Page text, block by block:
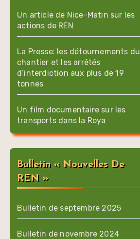
Un article de Nice-Matin sur les
actions de REN
La Presse: les détournements du
chantier et les arrêtés
d’interdiction aux plus de 19
tonnes
Un film documentaire sur les
transports dans la Roya
Bulletin « Nouvelles De
REN »
Bulletin de septembre 2025
Bulletin de novembre 2024